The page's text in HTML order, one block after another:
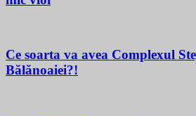
Ce soarta va avea Complexul
Bălănoaiei?!